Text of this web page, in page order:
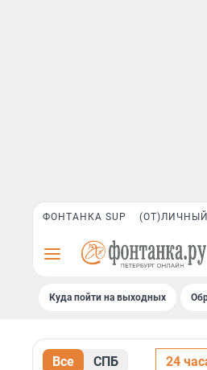
ФОНТАНКА SUP
Куда пойти на выходных
Все СПБ 24